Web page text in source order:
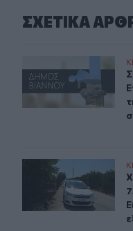
ΣΧΕΤΙΚA
Συνεδριάζει αύριο
Χανιά: Νέα